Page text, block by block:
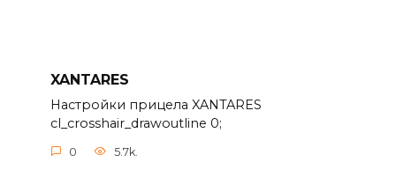
XANTARES
Настройки прицела XANTARES
cl_crosshair_drawoutline 0;
0 5.7k.